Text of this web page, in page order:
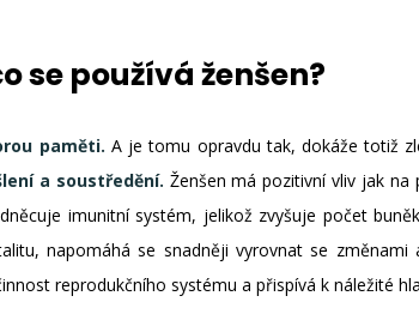
se používá ženšen?
paměti. A je tomu opravdu tak, dokáže totiž
a soustředění. Ženšen má pozitivní vliv jak na
imunitní systém, jelikož zvyšuje počet
napomáhá se snadněji vyrovnat se změnami
reprodukčního systému a přispívá k náležité